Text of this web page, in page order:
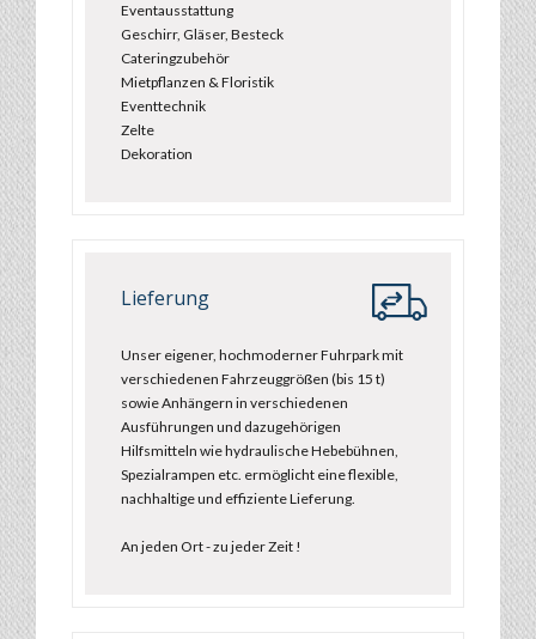
Eventausstattung
Geschirr, Gläser, Besteck
Cateringzubehör
Mietpflanzen & Floristik
Eventtechnik
Zelte
Dekoration
Lieferung
Unser eigener, hochmoderner Fuhrpark mit
verschiedenen Fahrzeuggrößen (bis 15 t)
sowie Anhängern in verschiedenen
Ausführungen und dazugehörigen
Hilfsmitteln wie hydraulische Hebebühnen,
Spezialrampen etc. ermöglicht eine flexible,
nachhaltige und effiziente Lieferung.
An jeden Ort - zu jeder Zeit !